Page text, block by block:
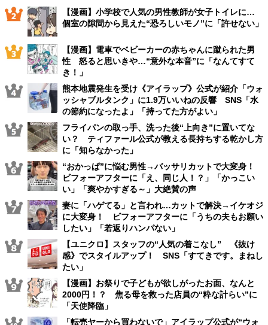
【漫画】小学校で人気の男性教師が女子トイレに…
個室の隙間から見えた“恐ろしいモノ”に「許せない」
【漫画】電車でベビーカーの赤ちゃんに蹴られた男
性 怒ると思いきや…“意外な本音”に「なんてすて
き！」
熊本地震発生を受け《アイラップ》公式が紹介「ウォ
ッシャブルタンク」に1.9万いいねの反響 SNS「水
の節約になったよ」「持ってた方がよい」
フライパンの取っ手、洗った後“上向き”に置いてな
い？ ティファール公式が教える長持ちする乾かし方
に「知らなかった」
“おかっぱ”に悩む男性→バッサリカットで大変身！
ビフォーアフターに「え、同じ人！？」「かっこい
い」「爽やかすぎる～」大絶賛の声
妻に「ハゲてる」と言われ…カットで解決→イケオジ
に大変身！ ビフォーアフターに「うちの夫もお願い
したい」「若返りハンパない」
【ユニクロ】スタッフの“人気の着こなし” 《抜け
感》でスタイルアップ！ SNS「すてきです。まねし
たい」
【漫画】お祭りで子どもが欲しがったお面、なんと
2000円！？ 焦る母を救った店員の“粋な計らい”に
「天使降臨」
「転売ヤーから買わないで」アイラップ公式が“ウォ